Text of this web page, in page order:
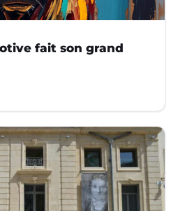
fait son grand